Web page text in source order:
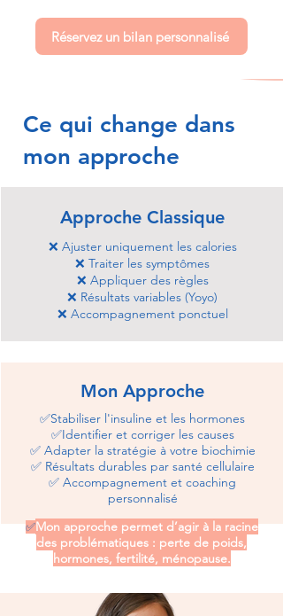
Réservez un bilan personnalisé
Ce qui change dans
mon approche
Approche Classique
❌ Ajuster uniquement les calories
❌ Traiter les symptômes
❌ Appliquer des règles
❌ Résultats variables (Yoyo)
❌ Accompagnement ponctuel
Mon Approche
✅Stabiliser l'insuline et les hormones
✅Identifier et corriger les causes
✅ Adapter la stratégie à votre biochimie
✅ Résultats durables par santé cellulaire
✅ Accompagnement et coaching
personnalisé
✅Mon approche permet d’agir à la racine
des problématiques : perte de poids,
hormones, fertilité, ménopause.